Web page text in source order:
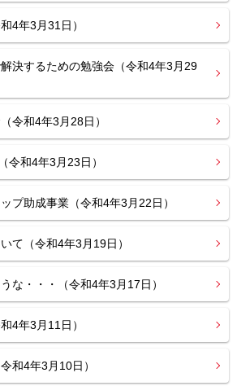
4年3月31日）
決するための勉強会（令和4年3月29
令和4年3月28日）
令和4年3月23日）
プ助成事業（令和4年3月22日）
て（令和4年3月19日）
な・・・（令和4年3月17日）
4年3月11日）
和4年3月10日）